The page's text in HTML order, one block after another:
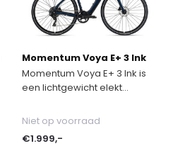
Momentum Voya E+ 3 Ink
Momentum Voya E+ 3 Ink is
een lichtgewicht elekt...
Niet op voorraad
€1.999,-